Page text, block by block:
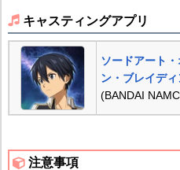
キャスティングアプリ
ソードアート
ン・ブレイディ
(BANDAI
注意事項